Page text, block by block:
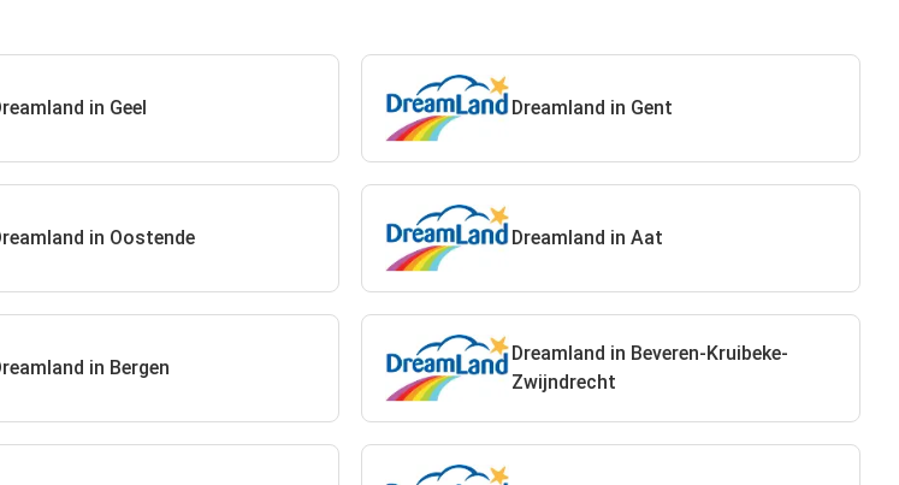
in Geel Dreamland in Gent
in Oostende Dreamland in Aat
in Bergen
Dreamland in Beveren-Kruibeke-
Zwijndrecht